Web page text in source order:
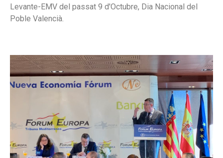
Levante-EMV del passat 9 d'Octubre, Dia Nacional del
Poble Valencià.